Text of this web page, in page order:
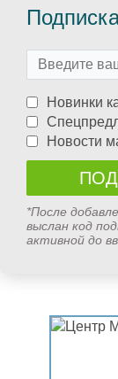
Новинки
Новости
*После
выслан код
активной до